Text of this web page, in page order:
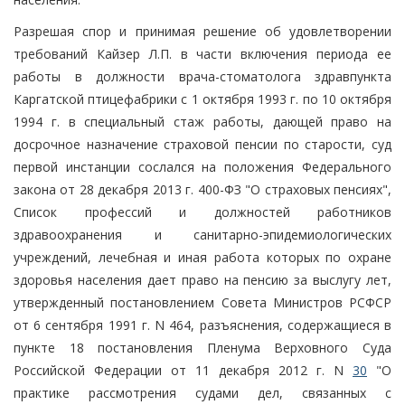
Разрешая спор и принимая решение об удовлетворении
требований Кайзер Л.П. в части включения периода ее
работы в должности врача-стоматолога здравпункта
Каргатской птицефабрики с 1 октября 1993 г. по 10 октября
1994 г. в специальный стаж работы, дающей право на
досрочное назначение страховой пенсии по старости, суд
первой инстанции сослался на положения Федерального
закона от 28 декабря 2013 г. 400-ФЗ "О страховых пенсиях",
Список профессий и должностей работников
здравоохранения и санитарно-эпидемиологических
учреждений, лечебная и иная работа которых по охране
здоровья населения дает право на пенсию за выслугу лет,
утвержденный постановлением Совета Министров РСФСР
от 6 сентября 1991 г. N 464, разъяснения, содержащиеся в
пункте 18 постановления Пленума Верховного Суда
Российской Федерации от 11 декабря 2012 г. N 30 "О
практике рассмотрения судами дел, связанных с